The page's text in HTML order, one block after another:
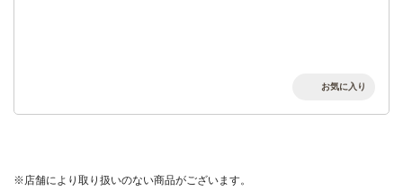
お気に入り
※店舗により取り扱いのない商品がございます。